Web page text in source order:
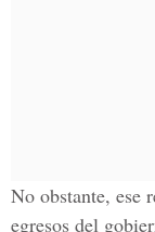
No obstante, ese
egresos del